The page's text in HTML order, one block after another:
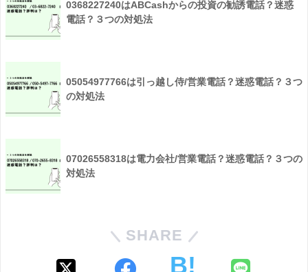
0368227240はABCashからの投資の勧誘電話？迷惑
電話？３つの対処法
05054977766は引っ越し侍/営業電話？迷惑電話？３つ
の対処法
07026558318は電力会社/営業電話？迷惑電話？３つの
対処法
SHARE